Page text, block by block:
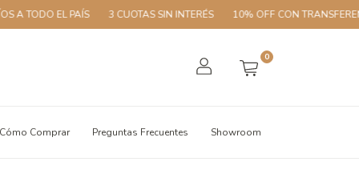
EL PAÍS 3 CUOTAS SIN INTERÉS 10% OFF CON TRANSFERENCIA
0
Cómo Comprar Preguntas Frecuentes Showroom